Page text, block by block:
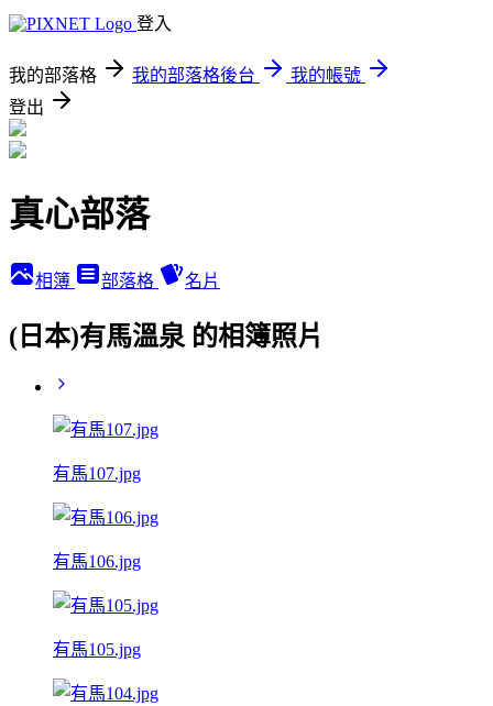
登入
我的部落格 我的部落格後台
我的帳號
登出
真心部落
相簿 部落格 名片
(日本)有馬溫泉 的相簿照片
有馬107.jpg
有馬106.jpg
有馬105.jpg